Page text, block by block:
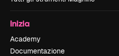
Inizia
Academy
Documentazione